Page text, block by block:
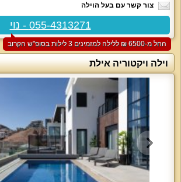
צור קשר עם בעל הוילה
055-4313271 - נוי
החל מ-‏6500 ₪ ללילה למזמינים 3 לילות בסופ"ש הקרוב
וילה ויקטוריה אילת